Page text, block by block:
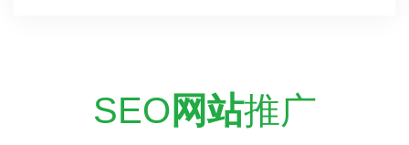
SEO 网站推广